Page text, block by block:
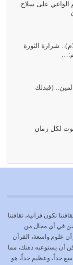
على أيدينا ضرب
الواعي على سلاح
شرارة الثورة
(فبذلك
لكل زمان
تكون قرآنية، ثقافتنا
في أي مجال من
علوم واسعة، القرآن
أن يستوعبه ذهنك، مما
جداً، وعظيم جداً، هو